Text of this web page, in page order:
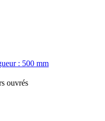
: 500 mm
ouvrés